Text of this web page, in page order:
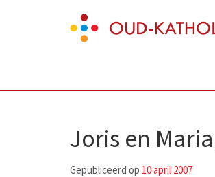
Oud-
Joris en
Gepubliceerd op 10 april 2007